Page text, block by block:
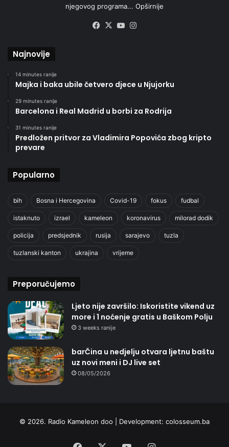
njegovog programa... Opširnije
Facebook
X YouTube
Najnovije
14 minutes ranije
Majka i baka ubile četvero djece u Njujorku
29 minutes ranije
Barcelona i Real Madrid u borbi za Rodrija
31 minutes ranije
Predložen pritvor za Vladimira Popovića zbog kripto
prevare
Popularno
bih Bosna i Hercegovina Covid-19 fokus fudbal
istaknuto izrael kameleon koronavirus milorad dodik
policija predsjednik rusija sarajevo tuzla
tuzlanski kanton ukrajina vrijeme
Preporučujemo
Ljeto nije završilo: Iskoristite vikend uz
more i 1 noćenje gratis u Baškom Polju
3 weeks ranije
barČina u nedjelju otvara ljetnu baštu
uz novi meni i DJ live set
08/05/2026
© 2026. Radio Kameleon doo | Development: colosseum.ba